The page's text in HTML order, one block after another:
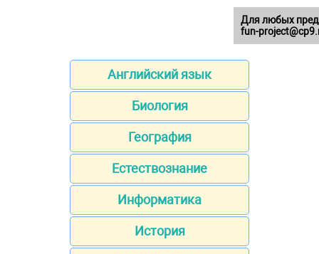
Английский язык
Биология
География
Естествознание
Информатика
История
Для любых
fun-